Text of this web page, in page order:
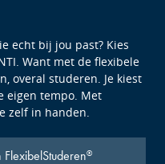
echt bij jou past? Kies
Want met de flexibele
overal studeren. Je kiest
eigen tempo. Met
zelf in handen.
®